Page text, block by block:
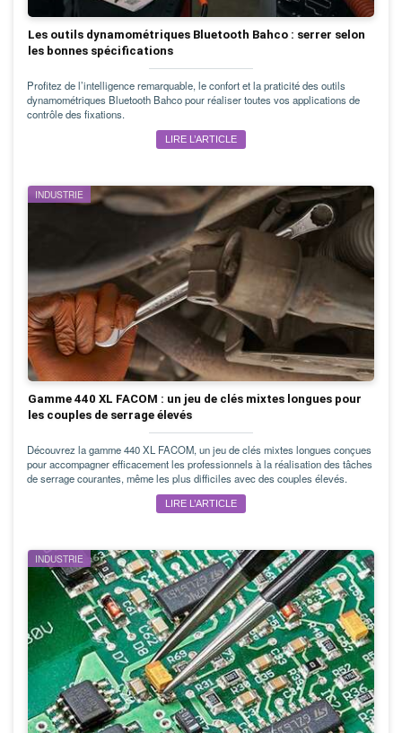
Les outils dynamométriques Bluetooth Bahco : serrer selon
les bonnes spécifications
Profitez de l’intelligence remarquable, le confort et la praticité des outils
dynamométriques Bluetooth Bahco pour réaliser toutes vos applications de
contrôle des fixations.
LIRE L’ARTICLE
INDUSTRIE
Gamme 440 XL FACOM : un jeu de clés mixtes longues pour
les couples de serrage élevés
Découvrez la gamme 440 XL FACOM, un jeu de clés mixtes longues conçues
pour accompagner efficacement les professionnels à la réalisation des tâches
de serrage courantes, même les plus difficiles avec des couples élevés.
LIRE L’ARTICLE
INDUSTRIE